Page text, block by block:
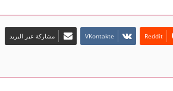
مشاركة عبر البريد
88 المفتوحة بفرنسا
الزمالك يعدل موعد انطلاق معسكر الإعداد للموسم الجديد